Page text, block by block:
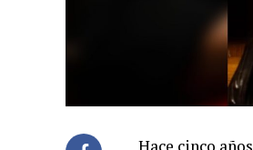
Hace cinco años